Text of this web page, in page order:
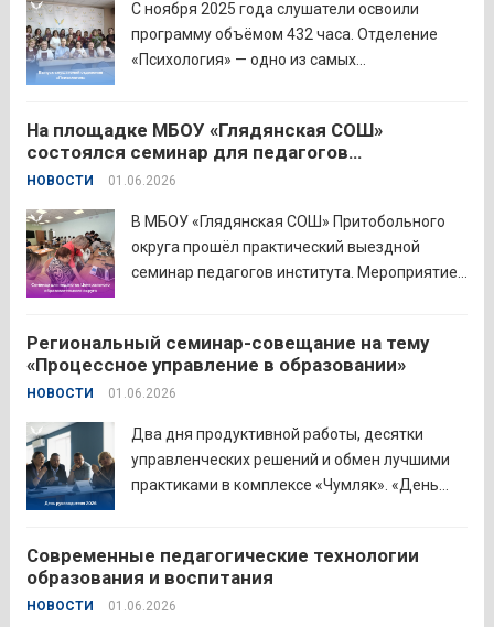
педагогического...
Читать дальше
С ноября 2025 года слушатели освоили
программу объёмом 432 часа. Отделение
«Психология» — одно из самых
квалифицированных педагогов-психологов в
общеобразовательных организациях. Все
выпускники успешно прошли итоговую
аттестацию в форме экзамена и получили
Читать дальше
На площадке МБОУ «Глядянская СОШ»
состоялся семинар для педагогов
Центрального образовательного округа
НОВОСТИ 01.06.2026
В МБОУ «Глядянская СОШ» Притобольного
округа прошёл практический выездной
семинар педагогов института. Мероприятие
делегата. Открывая встречу, заместитель
руководителя Управления образования
Притобольного муниципального округа
Наталья Сергеевна Иванова подчеркнула
важность очных практических встреч для...
Региональный семинар-совещание на тему
«Процессное управление в образовании»
НОВОСТИ 01.06.2026
Два дня продуктивной работы, десятки
управленческих решений и обмен лучшими
практиками в комплексе «Чумляк». «День
управления образованием для обсуждения
ключевых задач и развития системы
образования региона. Заместитель
Современные педагогические технологии
образования и воспитания
НОВОСТИ 01.06.2026